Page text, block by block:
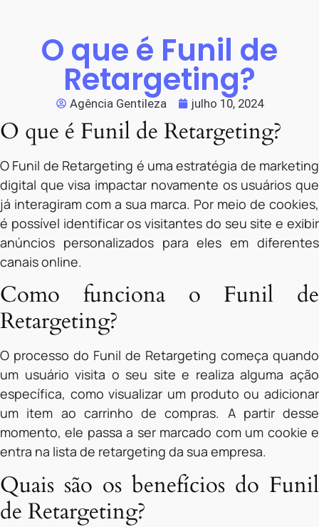
O que é Funil de
Retargeting?
Agência Gentileza julho 10, 2024
O que é Funil de Retargeting?
O Funil de Retargeting é uma estratégia de marketing
digital que visa impactar novamente os usuários que
já interagiram com a sua marca. Por meio de cookies,
é possível identificar os visitantes do seu site e exibir
anúncios personalizados para eles em diferentes
canais online.
Como funciona o Funil de
Retargeting?
O processo do Funil de Retargeting começa quando
um usuário visita o seu site e realiza alguma ação
específica, como visualizar um produto ou adicionar
um item ao carrinho de compras. A partir desse
momento, ele passa a ser marcado com um cookie e
entra na lista de retargeting da sua empresa.
Quais são os benefícios do Funil
de Retargeting?